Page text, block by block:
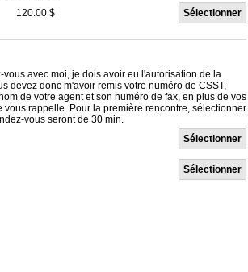
120.00 $ Sélectionner
avec moi, je dois avoir eu l'autorisation de la
devez donc m'avoir remis votre numéro de CSST,
de votre agent et son numéro de fax, en plus de vos
vous rappelle. Pour la première rencontre, sélectionner
vous seront de 30 min.
Sélectionner
Sélectionner